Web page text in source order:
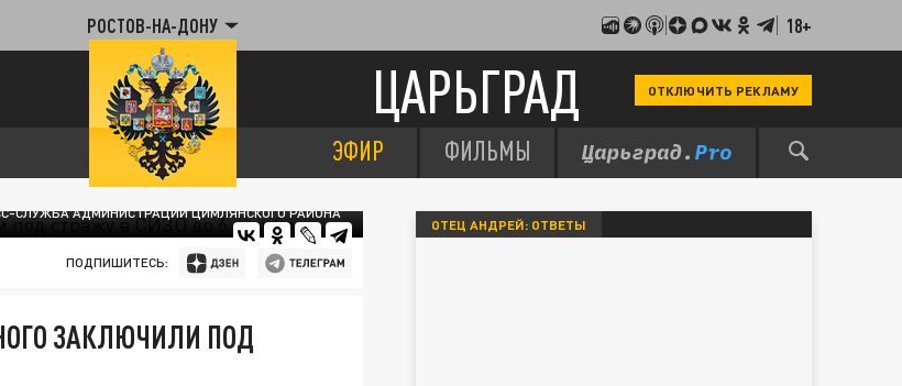
РОСТОВ-НА-ДОНУ 18+
ЦАРЬГРАД ОТКЛЮЧИТЬ РЕКЛАМУ
ЭФИР ФИЛЬМЫ
СЛУЖБА АДМИНИСТРАЦИИ ЦИМЛЯНСКОГО РАЙОНА
ПОДПИШИТЕСЬ:
ЗАКЛЮЧИЛИ ПОД
ОТЕЦ АНДРЕЙ: ОТВЕТЫ